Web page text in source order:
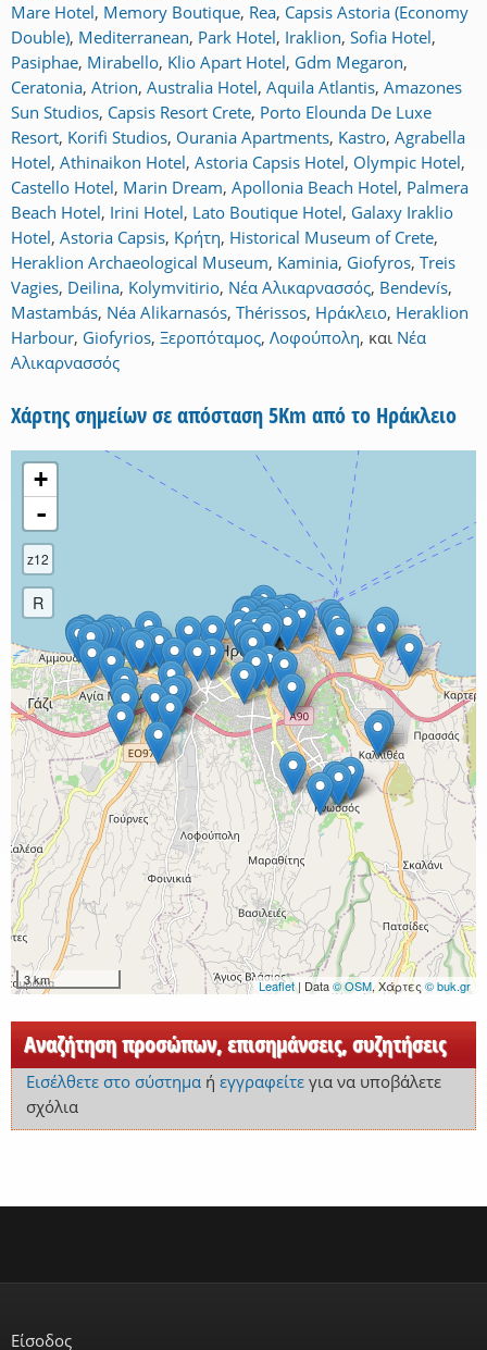
Mare Hotel, Memory Boutique, Rea, Capsis Astoria (Economy
Double), Mediterranean, Park Hotel, Iraklion, Sofia Hotel,
Pasiphae, Mirabello, Klio Apart Hotel, Gdm Megaron,
Ceratonia, Atrion, Australia Hotel, Aquila Atlantis, Amazones
Sun Studios, Capsis Resort Crete, Porto Elounda De Luxe
Resort, Korifi Studios, Ourania Apartments, Kastro, Agrabella
Hotel, Athinaikon Hotel, Astoria Capsis Hotel, Olympic Hotel,
Castello Hotel, Marin Dream, Apollonia Beach Hotel, Palmera
Beach Hotel, Irini Hotel, Lato Boutique Hotel, Galaxy Iraklio
Hotel, Astoria Capsis, Κρήτη, Historical Museum of Crete,
Heraklion Archaeological Museum, Kaminia, Giofyros, Treis
Vagies, Deilina, Kolymvitirio, Νέα Αλικαρνασσός, Bendevís,
Mastambás, Néa Alikarnasós, Thérissos, Ηράκλειο, Heraklion
Harbour, Giofyrios, Ξεροπόταμος, Λοφούπολη, και Νέα
Αλικαρνασσός
Χάρτης σημείων σε απόσταση 5Km από το Ηράκλειο
+
-
z12
R
3 km Leaflet| Data© OSM, Χάρτες © buk.gr
Αναζήτηση προσώπων, επισημάνσεις, συζητήσεις
Εισέλθετε στο σύστημαή εγγραφείτεγια να υποβάλετε
σχόλια
Είσοδος